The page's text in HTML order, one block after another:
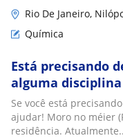
Rio De Janeiro,
Química
Está precisando
alguma disciplina
ajudar você!
Se você está
ajudar! Moro no méier
residência.